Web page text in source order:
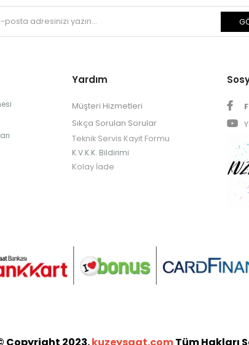
Yardım
Müşteri Hizmetleri
Sıkça Sorulan Sorular
Teknik Servis Kayıt Formu
K.V.K.K. Bildirimi
Kolay İade